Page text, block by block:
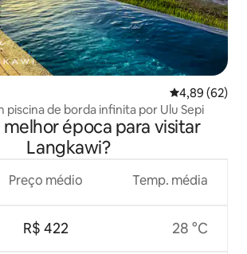
4,89 de uma
4,89 (62)
piscina de borda infinita por Ulu Sepi
melhor época para visitar
Langkawi?
Preço médio
R$ 422
Temp. média
28 °C